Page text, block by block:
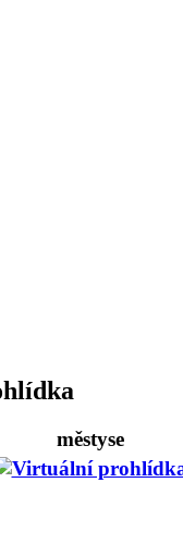
městyse